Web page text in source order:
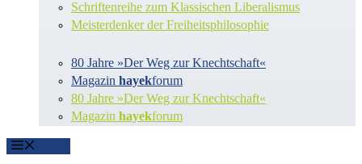
Schriftenreihe zum Klassischen Liberalismus
Meisterdenker der Freiheitsphilosophie
80 Jahre »Der Weg zur Knechtschaft«
Magazin hayekforum
80 Jahre »Der Weg zur Knechtschaft«
Magazin hayekforum